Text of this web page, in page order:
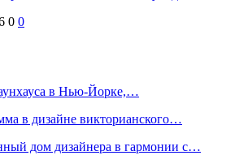
0 0
в Нью-Йорке,…
в дизайне викторианского…
дом дизайнера в гармонии с…